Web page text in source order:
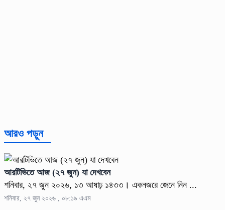
আরও পড়ুন
আরটিভিতে আজ (২৭ জুন) যা দেখবেন
শনিবার, ২৭ জুন ২০২৬, ১৩ আষাঢ় ১৪৩৩। একনজরে জেনে নিন ...
শনিবার, ২৭ জুন ২০২৬ , ০৮:১৯ এএম